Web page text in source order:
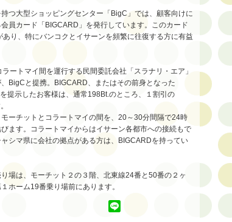
つ大型ショッピングセンター「BigC」では、顧客向けに
員カード「BIGCARD」を発行しています。このカード
り、特にバンコクとイサーンを頻繁に往復する方に有益
ートマイ間を運行する民間委託会社「スラナリ・エア」
、BigCと提携。BIGCARD、またはその前身となった
提示したお客様は、通常198Bt.のところ、１割引の
ーチットとコラートマイの間を、20～30分間隔で24時
ます。コラートマイからはイサーン各都市への接続もで
シマ県に会社の拠点がある方は、BIGCARDを持ってい
場は、モーチット２の３階、北東線24番と50番の２ヶ
ホーム19番乗り場前にあります。